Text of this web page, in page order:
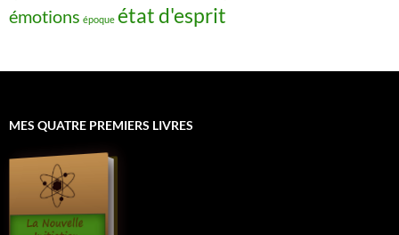
émotions époque état d'esprit
MES QUATRE PREMIERS LIVRES